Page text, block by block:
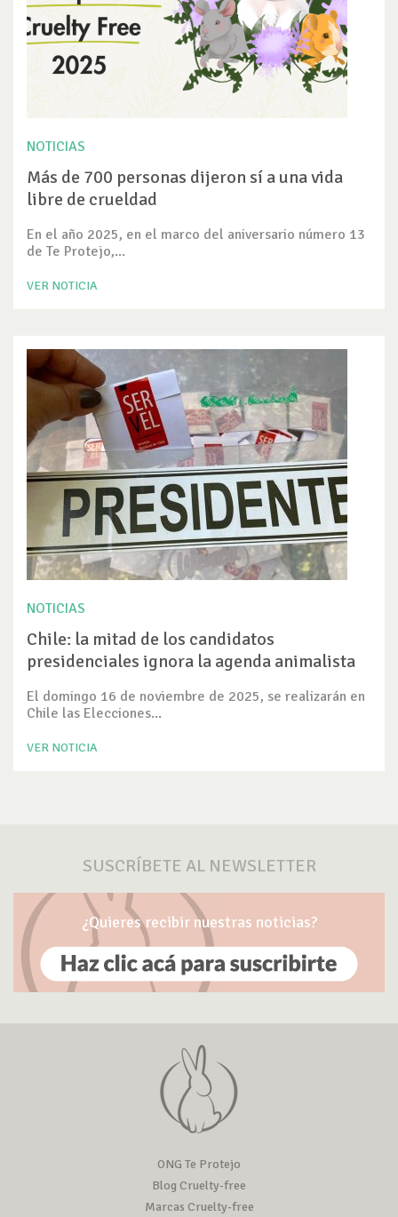
NOTICIAS
Más de 700 personas dijeron sí a una vida
libre de crueldad
En el año 2025, en el marco del aniversario número 13
de Te Protejo,...
VER NOTICIA
NOTICIAS
Chile: la mitad de los candidatos
presidenciales ignora la agenda animalista
El domingo 16 de noviembre de 2025, se realizarán en
Chile las Elecciones...
VER NOTICIA
SUSCRÍBETE AL NEWSLETTER
¿Quieres recibir nuestras noticias?
ONG Te Protejo
Blog Cruelty-free
Marcas Cruelty-free